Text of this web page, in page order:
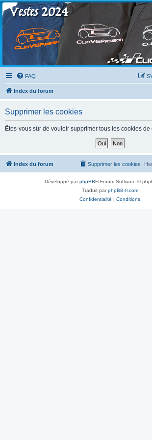
Clio V6 Passion
Le site français des passionnés de Clio V6
FAQ
Index du forum
Supprimer les cookies
Êtes-vous sûr de vouloir supprimer tous les cookies de
Index du forum Supprimer les cookies
Développé parphpBB® Forum Software ©
Traduit parphpBB-fr.com
Confidentialité
Conditions